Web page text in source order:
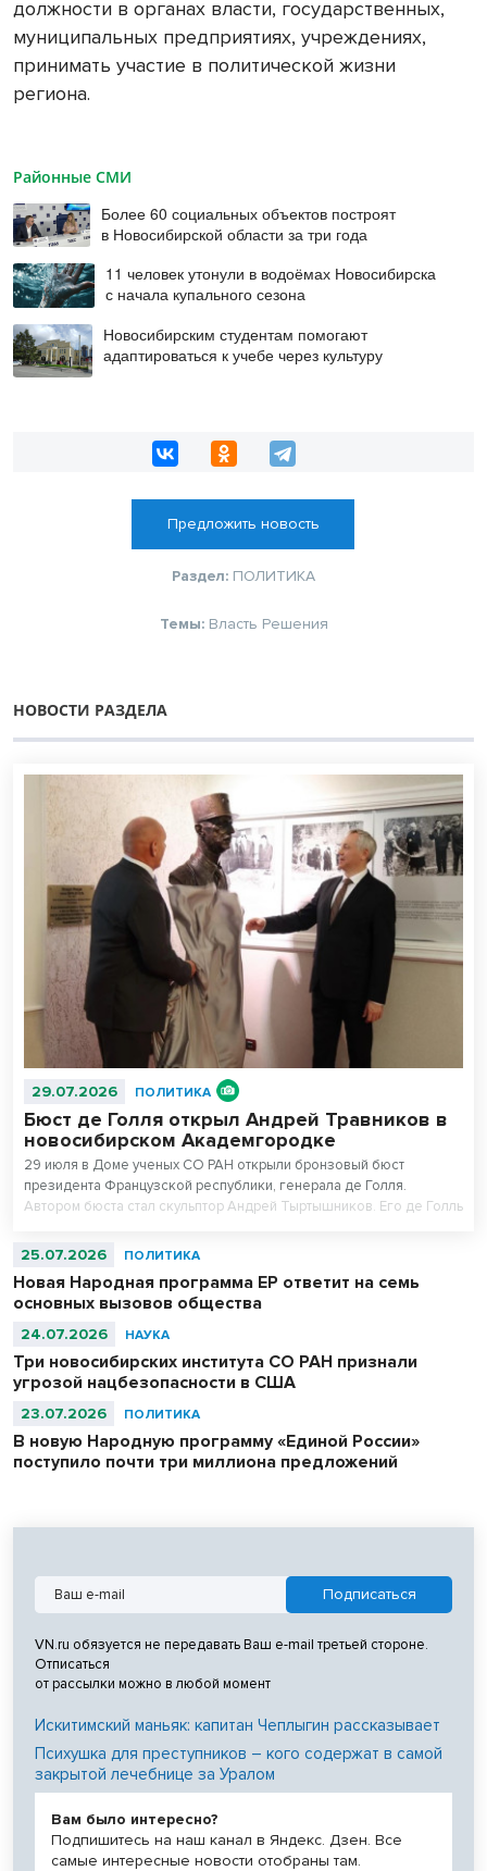
должности в органах власти, государственных,
муниципальных предприятиях, учреждениях,
принимать участие в политической жизни
региона.
Районные СМИ
Более 60 социальных объектов построят
в Новосибирской области за три года
11 человек утонули в водоёмах Новосибирска
с начала купального сезона
Новосибирским студентам помогают
адаптироваться к учебе через культуру
Предложить новость
Раздел: ПОЛИТИКА
Темы: Власть Решения
НОВОСТИ РАЗДЕЛА
29.07.2026 ПОЛИТИКА
Бюст де Голля открыл Андрей Травников в
новосибирском Академгородке
29 июля в Доме ученых СО РАН открыли бронзовый бюст
президента Французской республики, генерала де Голля.
Автором бюста стал скульптор Андрей Тыртышников. Его де Голль
Центральном музее Великой Отечественной войны в Москве и
25.07.2026 ПОЛИТИКА
Новая Народная программа ЕР ответит на семь
основных вызовов общества
24.07.2026 НАУКА
Три новосибирских института СО РАН признали
угрозой нацбезопасности в США
23.07.2026 ПОЛИТИКА
В новую Народную программу «Единой России»
поступило почти три миллиона предложений
VN.ru обязуется не передавать Ваш e-mail третьей стороне.
Отписаться
от рассылки можно в любой момент
Искитимский маньяк: капитан Чеплыгин рассказывает
Психушка для преступников – кого содержат в самой
закрытой лечебнице за Уралом
Вам было интересно?
Подпишитесь на наш канал в Яндекс. Дзен. Все
самые интересные новости отобраны там.